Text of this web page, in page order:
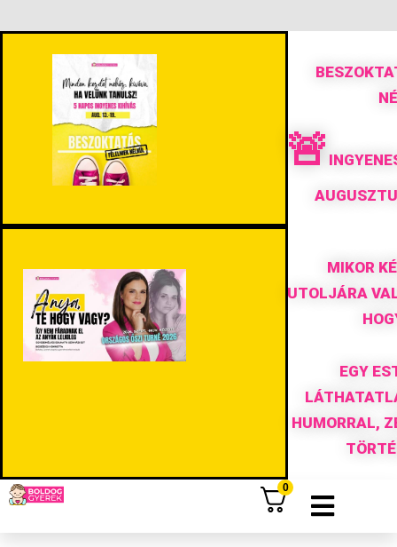
🚨
MIKOR
UTOLJÁRA
EGY
HUMORRAL,
0